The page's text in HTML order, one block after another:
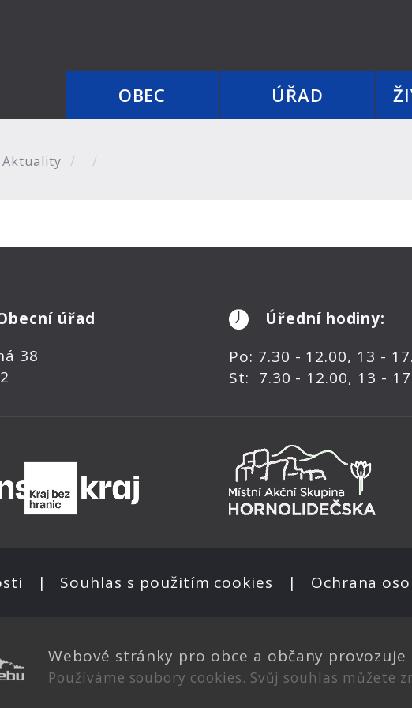
OBEC ÚŘAD
Aktuality
úřad
38
Úřední hodiny:
Po: 7.30 - 12.00, 13 -
St: 7.30 - 12.00, 13 -
| Souhlas s použitím cookies | Ochrana
Webové stránky pro obce a občany provozuje
Používáme soubory cookies. Svůj souhlas můžete